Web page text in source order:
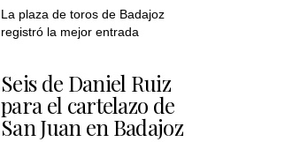
La plaza de toros de Badajoz
registró la mejor entrada
Seis de Daniel Ruiz
para el cartelazo de
San Juan en Badajoz